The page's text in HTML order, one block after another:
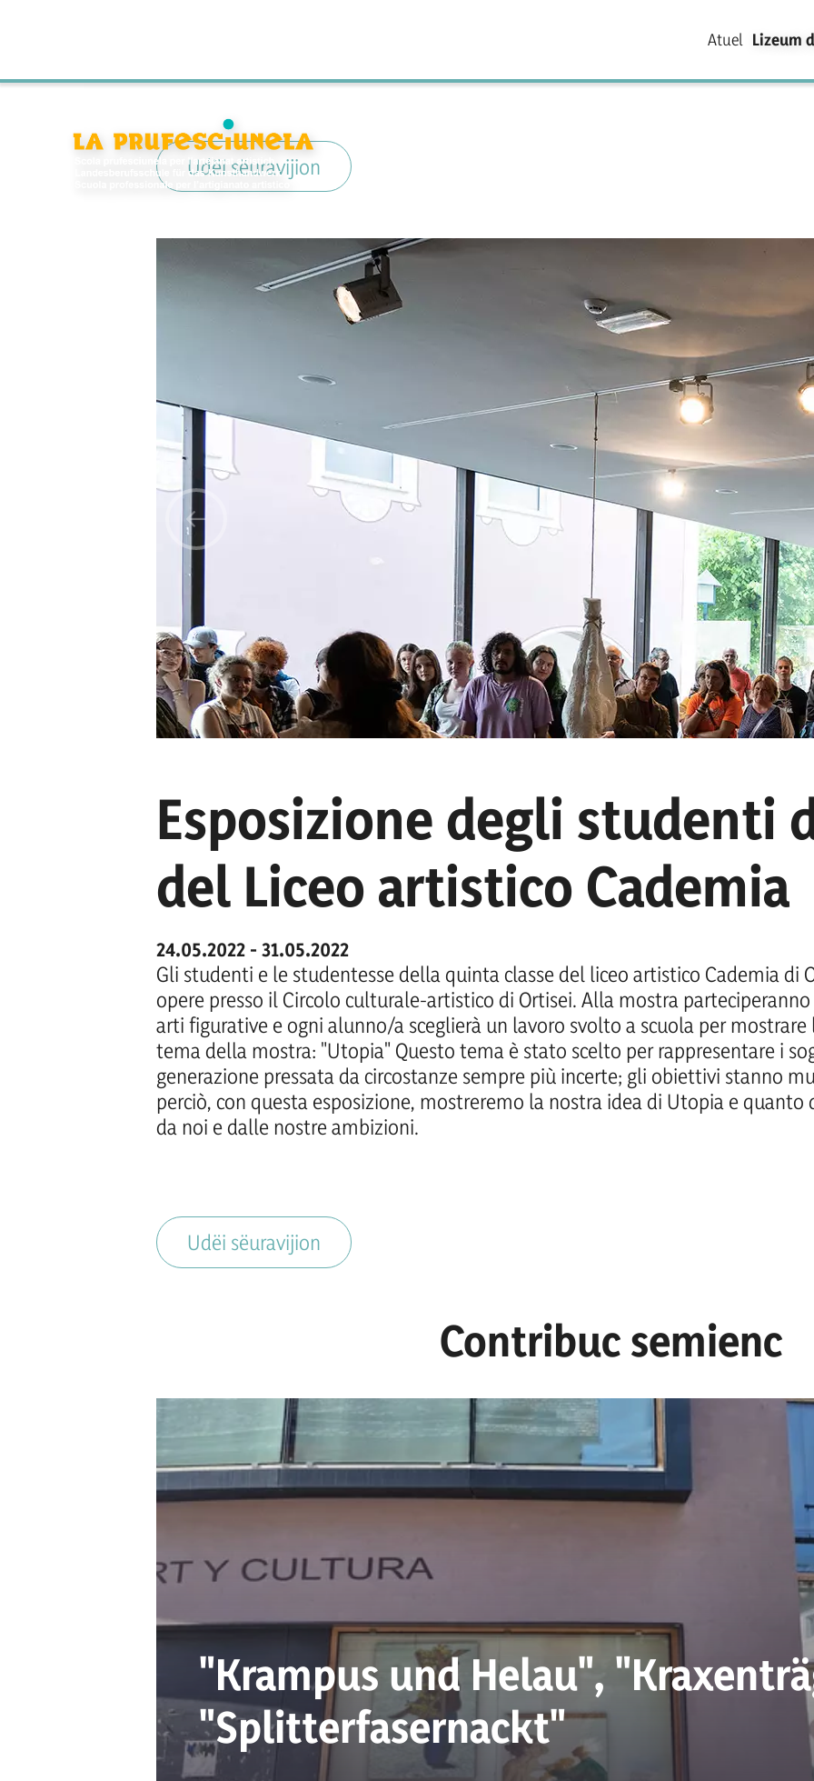
Atuel Lizeum
Udëi sëuravijion
Esposizione degli studenti
del Liceo artistico Cademia
24.05.2022 - 31.05.2022
Gli studenti e le studentesse della quinta classe del liceo artistico Cademia di
opere presso il Circolo culturale-artistico di Ortisei. Alla mostra
arti figurative e ogni alunno/a sceglierà un lavoro svolto a scuola per
tema della mostra: "Utopia" Questo tema è stato scelto per rappresentare i
generazione pressata da circostanze sempre più incerte; gli obiettivi stanno
perciò, con questa esposizione, mostreremo la nostra idea di Utopia e
da noi e dalle nostre ambizioni.
Udëi sëuravijion
Contribuc semienc
"Krampus und Helau",
"Splitterfasernackt"